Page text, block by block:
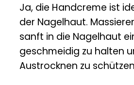
Ja, die Handcreme ist
der Nagelhaut.
sanft in die Nagelhaut
geschmeidig zu halten
Austrocknen zu